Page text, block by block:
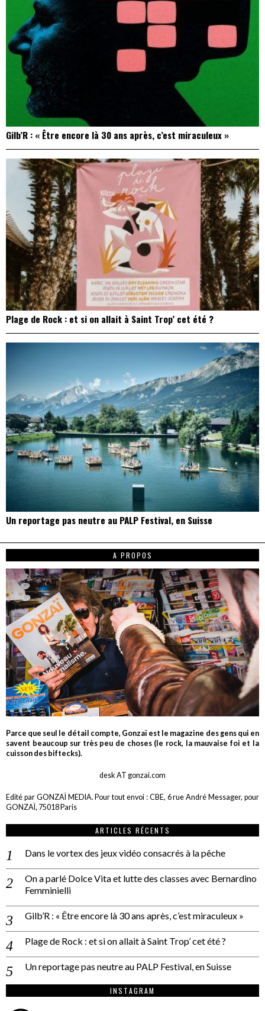
Gilb’R : « Être encore là 30 ans après, c’est miraculeux »
Plage de Rock : et si on allait à Saint Trop’ cet été ?
Un reportage pas neutre au PALP Festival, en Suisse
A PROPOS
Parce que seul le détail compte, Gonzaï est le magazine des gens qui en
savent beaucoup sur très peu de choses (le rock, la mauvaise foi et la
cuisson des biftecks).
desk AT gonzai.com
Edité par GONZAÏ MEDIA. Pour tout envoi : CBE, 6 rue André Messager, pour
GONZAÏ, 75018 Paris
ARTICLES RÉCENTS
Dans le vortex des jeux vidéo consacrés à la pêche
On a parlé Dolce Vita et lutte des classes avec Bernardino
Femminielli
Gilb’R : « Être encore là 30 ans après, c’est miraculeux »
Plage de Rock : et si on allait à Saint Trop’ cet été ?
Un reportage pas neutre au PALP Festival, en Suisse
INSTAGRAM